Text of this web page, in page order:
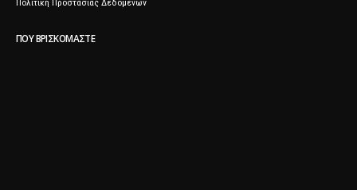
Πολιτική Προστασίας Δεδομένων
ΠΟΥ ΒΡΙΣΚΌΜΑΣΤΕ